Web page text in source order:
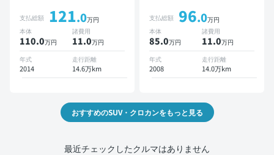
ETC バックモニター ドラ
イブレコーダー
支払総額 121.0万円
本体
110.0万円
諸費用
11.0万円
年式
2014
走行距離
14.6万km
ETC サンルーフ バックモ
ニター ドライブレコーダー
支払総額 96.0万円
本体
85.0万円
諸費用
11.0万円
年式
2008
走行距離
14.0万km
おすすめのSUV・クロカンをもっと見る
最近チェックしたクルマはありません